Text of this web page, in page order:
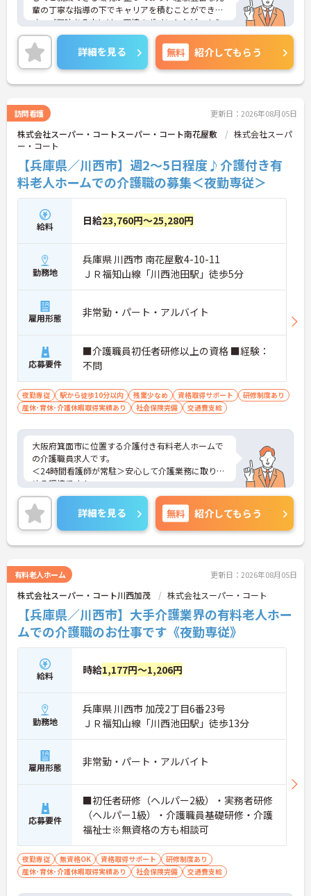
輩の丁寧な指導の下でキャリアを積むことができま
す。ご興味ある方には、面接のポイントなど、さら
に詳細をお話致しますのでお気軽にご相談くださ
い。
詳細を見る 無料 紹介してもらう
訪問看護 更新日：2026年08月05日
株式会社スーパー・コートスーパー・コート南花屋敷
株式会社スーパ
ー・コート
【兵庫県／川西市】週2～5日程度♪介護付き有
料老人ホームでの介護職の募集＜夜勤専従＞
給料 日給23,760円～25,280円
勤務地
兵庫県 川西市 南花屋敷4-10-11
ＪＲ福知山線「川西池田駅」徒歩5分
雇用形態 非常勤・パート・アルバイト
応募要件
■介護職員初任者研修以上の資格 ■経験：
不問
夜勤専従 駅から徒歩10分以内 残業少なめ 資格取得サポート
研修制度あり
産休･育休･介護休暇取得実績あり
社会保険完備 交通費支給
大阪府箕面市に位置する介護付き有料老人ホームで
の介護職員求人です。
＜24時間看護師が常駐＞安心して介護業務に取り組
める環境です！
＜夜勤専従＞日中の時間を有効活用したい方にもお
すすめです。
＜資格を活かす＞入居者様が安心・安全でいきいき
と生活していけるようサポートされています。
ご興味のある方には、面接対策ポイント等、さらに
詳細を見る 無料 紹介してもらう
有料老人ホーム 更新日：2026年08月05日
株式会社スーパー・コート川西加茂 株式会社スーパー・コート
【兵庫県／川西市】大手介護業界の有料老人ホー
ムでの介護職のお仕事です《夜勤専従》
給料 時給1,177円～1,206円
勤務地
兵庫県 川西市 加茂2丁目6番23号
ＪＲ福知山線「川西池田駅」徒歩13分
雇用形態 非常勤・パート・アルバイト
応募要件
■初任者研修（ヘルパー2級）・実務者研修
（ヘルパー1級）・介護職員基礎研修・介護
福祉士※無資格の方も相談可
夜勤専従 無資格OK 資格取得サポート
研修制度あり
産休･育休･介護休暇取得実績あり
社会保険完備 交通費支給